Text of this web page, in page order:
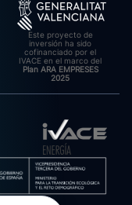
Este proyecto de
inversión ha sido
cofinanciado por el
IVACE en el marco del
Plan ARA EMPRESES
2025